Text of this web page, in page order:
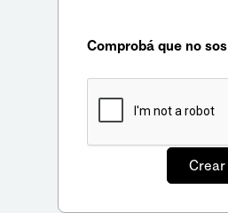
Comprobá que no